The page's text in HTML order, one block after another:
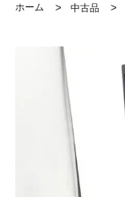
ホーム
> 中古品 >